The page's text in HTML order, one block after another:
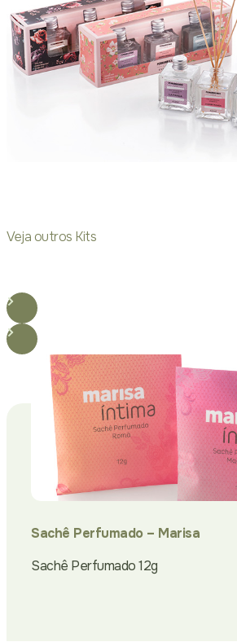
Veja outros Kits
Sachê Perfumado – Marisa
Sachê Perfumado 12g